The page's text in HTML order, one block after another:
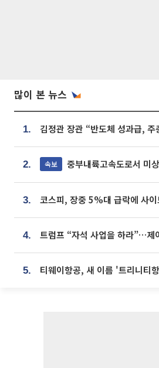
많이 본 뉴스
1.
2. 속보 중부내륙고속도로서 미
3.
4.
5.